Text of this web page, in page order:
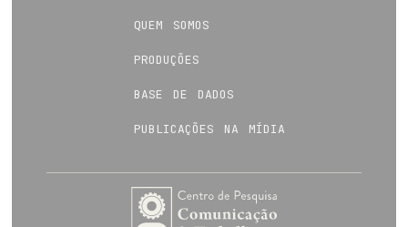
quem somos
produções
base de dados
publicações na mídia